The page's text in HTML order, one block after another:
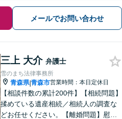
メールでお問い合わせ
三上 大介 弁護士
雪のまち法律事務所
青森県|青森市営業時間：本日定休日
【相談件数の累計200件】【相続問題】
揉めている遺産相続／相続人の調査な
どお任せください。【離婚問題】慰謝